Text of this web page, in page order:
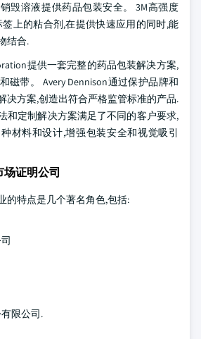
毁溶液提供药品包装安全。 3M高强度
签上的粘合剂,在提供快速应用的同时,能
结合.
提供一套完整的药品包装解决方案,
磁带。 Avery Dennison通过保护品牌和
决方案,创造出符合严格监管标准的产品.
和定制解决方案满足了不同的客户要求,
材料和设计,增强包装安全和视觉吸引
场证明公司
的特点是几个著名角色,包括:
有限公司.